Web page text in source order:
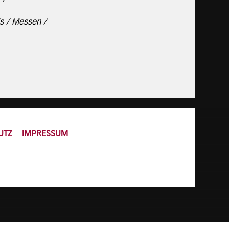
/ Messen /
IMPRESSUM